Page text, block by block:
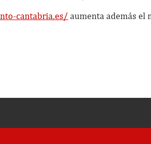
cantabria.es/ aumenta además el